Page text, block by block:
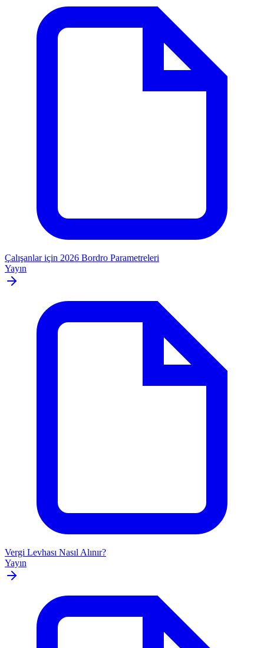
Çalışanlar için 2026 Bordro Parametreleri
Yayın
Vergi Levhası Nasıl Alınır?
Yayın